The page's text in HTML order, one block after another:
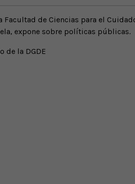
Facultad de Ciencias para el
expone sobre políticas públicas.
de la DGDE